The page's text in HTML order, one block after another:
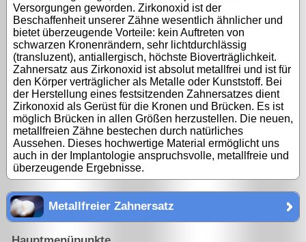
Versorgungen geworden. Zirkonoxid ist der
Beschaffenheit unserer Zähne wesentlich ähnlicher und
bietet überzeugende Vorteile: kein Auftreten von
schwarzen Kronenrändern, sehr lichtdurchlässig
(transluzent), antiallergisch, höchste Bioverträglichkeit.
Zahnersatz aus Zirkonoxid ist absolut metallfrei und ist für
den Körper verträglicher als Metalle oder Kunststoff. Bei
der Herstellung eines festsitzenden Zahnersatzes dient
Zirkonoxid als Gerüst für die Kronen und Brücken. Es ist
möglich Brücken in allen Größen herzustellen. Die neuen,
metallfreien Zähne bestechen durch natürliches
Aussehen. Dieses hochwertige Material ermöglicht uns
auch in der Implantologie anspruchsvolle, metallfreie und
überzeugende Ergebnisse.
Metallfreier Zahnersatz